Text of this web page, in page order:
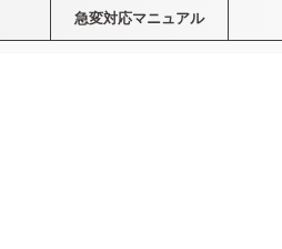
急変対応マニュアル